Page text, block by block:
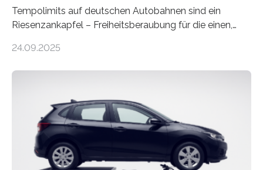
Tempolimits auf deutschen Autobahnen sind ein
Riesenzankapfel – Freiheitsberaubung für die einen,
Nach rund 50 Jahren hat eine Wissenschaftlerin der
die Zahl der Verkehrstoten sogar um 35 Prozent. Die
Studie ist in der Zeitschrift Transportation Research
Part A: Policy and Practice vom 5. August 2025 online
veröffentlicht. Die deutschen Autobahnen sind…
24.09.2025